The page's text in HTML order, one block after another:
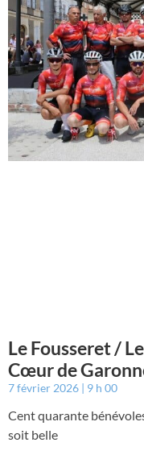
Le Fousseret /
Cœur de
7 février 2026 9 h 00
Cent quarante
soit belle